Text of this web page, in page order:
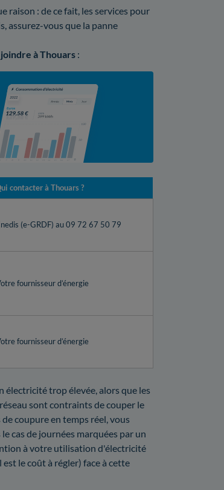
raison : de ce fait, les services pour
assurez-vous que la panne
à Thouars :
contacter à Thouars ?
(e-GRDF) au 09 72 67 50 79
fournisseur d’énergie
fournisseur d’énergie
électricité trop élevée, alors que les
sont contraints de couper le
coupure en temps réel, vous
cas de journées marquées par un
à votre utilisation d'électricité
le coût à régler) face à cette